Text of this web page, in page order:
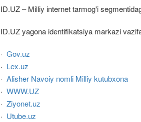
ID.UZ – Milliy internet tarmog'i
ID.UZ yagona identifikatsiya markazi
· Gov.uz
· Lex.uz
· Alisher Navoiy nomli Milliy kutubxona
· WWW.UZ
· Ziyonet.uz
· Utube.uz